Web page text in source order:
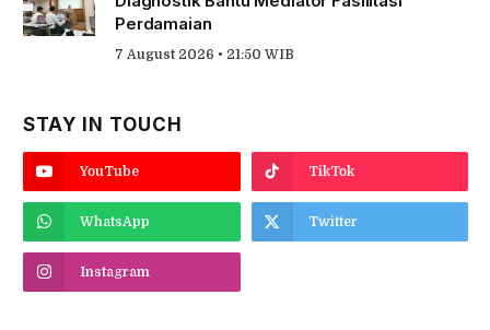
Perdamaian
7 August 2026 • 21:50 WIB
STAY IN TOUCH
YouTube TikTok
WhatsApp Twitter
Instagram